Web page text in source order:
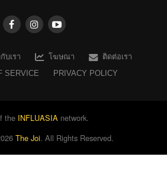
บเรา โฆษณา
ติดต่อเรา
SERVICE
PRIVACY POLICY
the INFLUASIA network.
The Joi. All Rights Reserved.